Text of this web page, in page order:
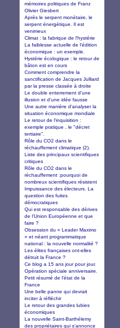
mémoires politiques de Franz
Olivier Giesbert
Après le serpent monétaire, le
serpent énergétique. Il est
venimeux
Climat : la fabrique de l'hystérie
La faiblesse actuelle de l'édition
économique : un exemple.
Hystérie écologique : le retour de
bâton est en cours
Comment comprendre la
sanctification de Jacques Julliard
par la presse classée à droite
Le double enterrement d'une
illusion et d'une idée fausse
Une autre manière d'analyser la
situation économique mondiale
Le retour de l'inquisition :
exemple pratique , le "décret
tertiaire".
Rôle du CO2 dans le
réchauffement climatique (2).
Liste des principaux scientifiques
critiques
Rôle du CO2 dans le
réchauffement :pourquoi de
nombreux scientifiques résistent
Impuissance des électeurs. La
question des fuites
démocratiques
Qui est responsable des dérives
de l’Union Européenne et que
faire ?
Obsession du « Leader Maximo
» et néant programmatique
national : la nouvelle normalité ?
Les élites françaises ont-elles
détruit la France ?
Ce blog a 15 ans jour pour jour.
Opération spéciale anniversaire.
Petit résumé de l'état de la
France
Une belle panne qui devrait
inciter à réfléchir
Le retour des grandes lubies
économiques
La nouvelle Saint-Barthélemy
des propriétaires qui s’annonce